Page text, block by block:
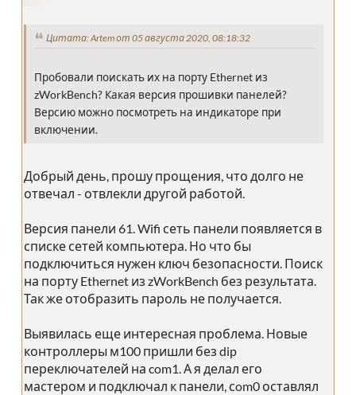
Цитата: Artem от 05 августа 2020, 08:18:32
Пробовали поискать их на порту Ethernet из
zWorkBench? Какая версия прошивки панелей?
Версию можно посмотреть на индикаторе при
включении.
Добрый день, прошу прощения, что долго не
отвечал - отвлекли другой работой.
Версия панели 61. Wifi сеть панели появляется в
списке сетей компьютера. Но что бы
подключиться нужен ключ безопасности. Поиск
на порту Ethernet из zWorkBench без результата.
Так же отобразить пароль не получается.
Выявилась еще интересная проблема. Новые
контроллеры м100 пришли без dip
переключателей на com1. А я делал его
мастером и подключал к панели, сom0 оставлял